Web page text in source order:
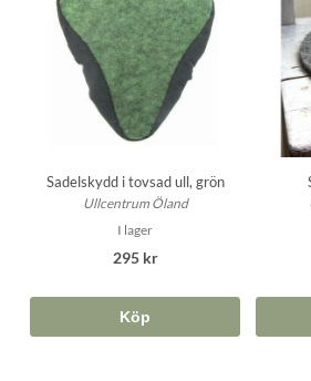
Sadelskydd i tovsad ull, grön
Ullcentrum Öland
I lager
295 kr
Köp